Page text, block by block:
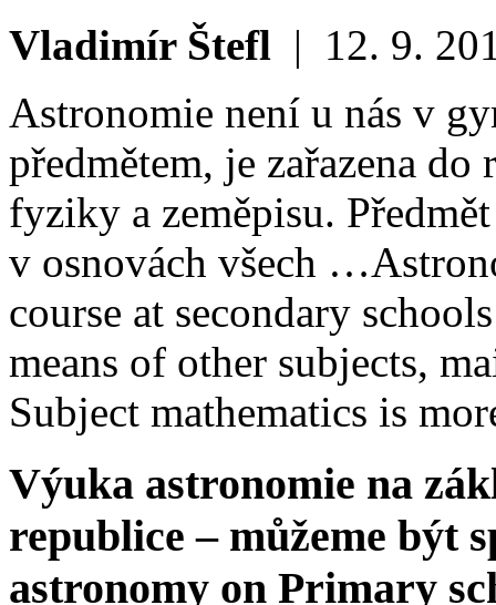
Vladimír Štefl | 12. 9.
Astronomie není u nás v
předmětem, je zařazena
fyziky a zeměpisu.
v osnovách všech …
course at secondary
means of other subjects,
Subject mathematics is
Výuka astronomie na
republice – můžeme být
astronomy on Primary